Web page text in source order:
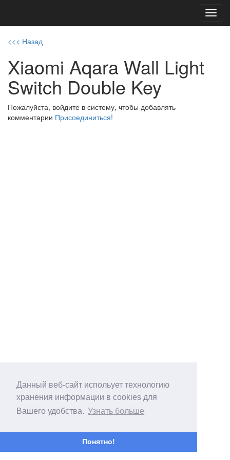
Данный веб-сайт испольует технологию
хранения информации в cookies для
Вашего удобства. Узнать больше
Понятно!
<<< Назад
Xiaomi Aqara Wall Light
Switch Double Key
Пожалуйста, войдите в систему, чтобы добавлять
комментарии Присоединиться!